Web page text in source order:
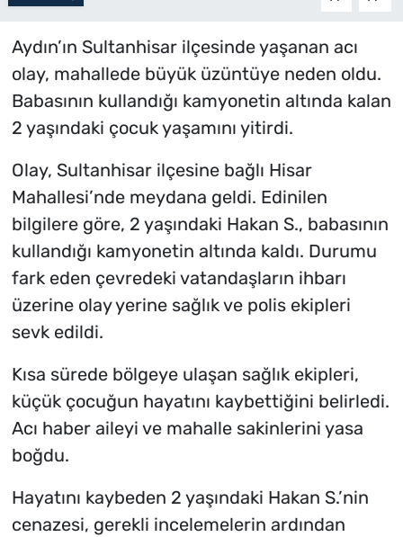
Aydın’ın Sultanhisar ilçesinde yaşanan acı
olay, mahallede büyük üzüntüye neden oldu.
Babasının kullandığı kamyonetin altında kalan
2 yaşındaki çocuk yaşamını yitirdi.
Olay, Sultanhisar ilçesine bağlı Hisar
Mahallesi’nde meydana geldi. Edinilen
bilgilere göre, 2 yaşındaki Hakan S., babasının
kullandığı kamyonetin altında kaldı. Durumu
fark eden çevredeki vatandaşların ihbarı
üzerine olay yerine sağlık ve polis ekipleri
sevk edildi.
Kısa sürede bölgeye ulaşan sağlık ekipleri,
küçük çocuğun hayatını kaybettiğini belirledi.
Acı haber aileyi ve mahalle sakinlerini yasa
boğdu.
Hayatını kaybeden 2 yaşındaki Hakan S.’nin
cenazesi, gerekli incelemelerin ardından